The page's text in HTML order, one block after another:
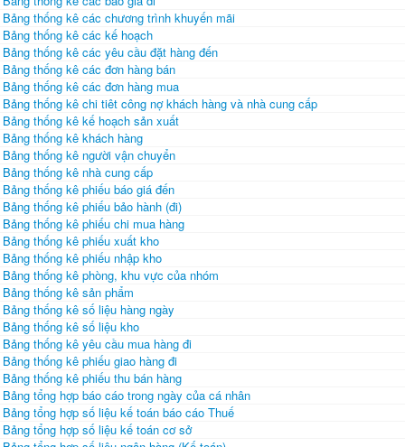
Bảng thống kê các chương trình khuyến mãi
Bảng thống kê các kế hoạch
Bảng thống kê các yêu cầu đặt hàng đến
Bảng thống kê các đơn hàng bán
Bảng thống kê các đơn hàng mua
Bảng thống kê chi tiêt công nợ khách hàng và nhà cung cấp
Bảng thống kê kế hoạch sản xuất
Bảng thống kê khách hàng
Bảng thống kê người vận chuyển
Bảng thống kê nhà cung cấp
Bảng thống kê phiếu báo giá đến
Bảng thống kê phiếu bảo hành (đi)
Bảng thống kê phiếu chi mua hàng
Bảng thống kê phiếu xuất kho
Bảng thống kê phiếu nhập kho
Bảng thống kê phòng, khu vực của nhóm
Bảng thống kê sản phẩm
Bảng thống kê số liệu hàng ngày
Bảng thống kê số liệu kho
Bảng thống kê yêu cầu mua hàng đi
Bảng thống kê phiếu giao hàng đi
Bảng thống kê phiếu thu bán hàng
Bảng tổng hợp báo cáo trong ngày của cá nhân
Bảng tổng hợp số liệu kế toán báo cáo Thuế
Bảng tổng hợp số liệu kế toán cơ sở